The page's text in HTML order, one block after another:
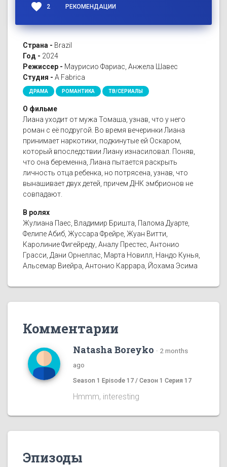
favorite 2 РЕКОМЕНДАЦИИ
Страна - Brazil
Год - 2024
Режиссер - Маурисио Фариас, Анжела Шавес
Студия - A Fabrica
ДРАМА РОМАНТИКА ТВ/СЕРИАЛЫ
О фильме
Лиана уходит от мужа Томаша, узнав, что у него
роман с её подругой. Во время вечеринки Лиана
принимает наркотики, подкинутые ей Оскаром,
который впоследствии Лиану изнасиловал. Поняв,
что она беременна, Лиана пытается раскрыть
личность отца ребенка, но потрясена, узнав, что
вынашивает двух детей, причем ДНК эмбрионов не
совпадают.
В ролях
Жулиана Паес, Владимир Бришта, Палома Дуарте,
Фелипе Абиб, Жуссара Фрейре, Жуан Витти,
Каролиние Фигейреду, Аналу Престес, Антонио
Грасси, Дани Орнеллас, Марта Новилл, Нандо Кунья,
Альсемар Виейра, Антонио Каррара, Йохама Эсима
Комментарии
Natasha Boreyko · 2 months
ago
Season 1 Episode 17 / Сезон 1 Серия 17
Hmmm, interesting
Эпизоды